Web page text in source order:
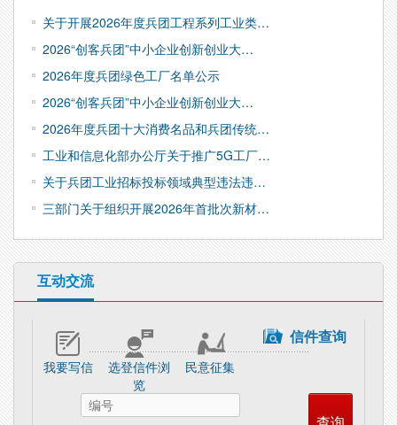
关于开展2026年度兵团工程系列工业类…
2026“创客兵团”中小企业创新创业大…
2026年度兵团绿色工厂名单公示
2026“创客兵团”中小企业创新创业大…
2026年度兵团十大消费名品和兵团传统…
工业和信息化部办公厅关于推广5G工厂…
关于兵团工业招标投标领域典型违法违…
三部门关于组织开展2026年首批次新材…
互动交流
我要写信
选登信件浏
览
民意征集
信件查询